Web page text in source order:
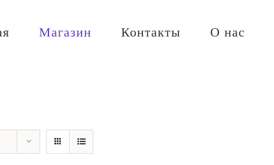
Магазин Контакты О нас